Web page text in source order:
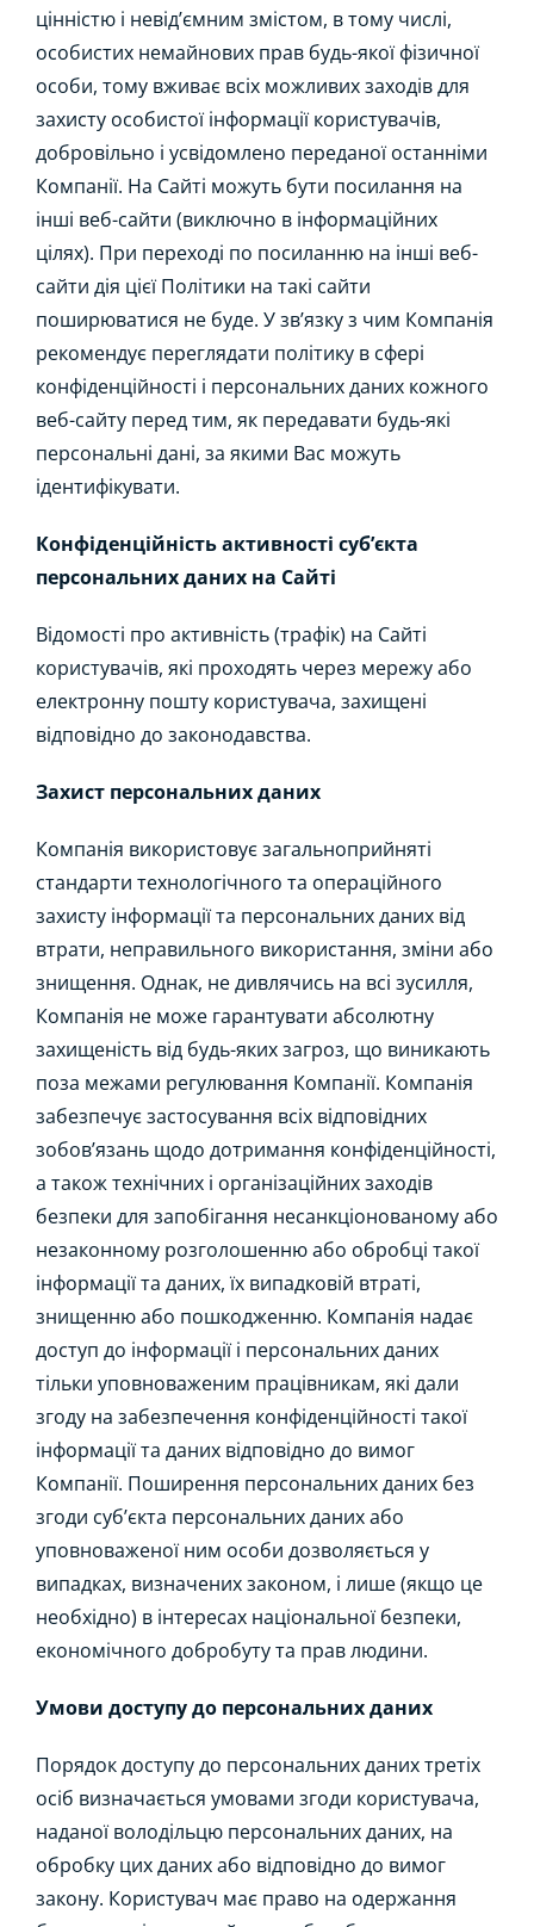
цінністю і невід’ємним змістом, в тому числі,
особистих немайнових прав будь-якої фізичної
особи, тому вживає всіх можливих заходів для
захисту особистої інформації користувачів,
добровільно і усвідомлено переданої останніми
Компанії. На Сайті можуть бути посилання на
інші веб-сайти (виключно в інформаційних
цілях). При переході по посиланню на інші веб-
сайти дія цієї Політики на такі сайти
поширюватися не буде. У зв’язку з чим Компанія
рекомендує переглядати політику в сфері
конфіденційності і персональних даних кожного
веб-сайту перед тим, як передавати будь-які
персональні дані, за якими Вас можуть
ідентифікувати.
Конфіденційність активності суб’єкта
персональних даних на Сайті
Відомості про активність (трафік) на Сайті
користувачів, які проходять через мережу або
електронну пошту користувача, захищені
відповідно до законодавства.
Захист персональних даних
Компанія використовує загальноприйняті
стандарти технологічного та операційного
захисту інформації та персональних даних від
втрати, неправильного використання, зміни або
знищення. Однак, не дивлячись на всі зусилля,
Компанія не може гарантувати абсолютну
захищеність від будь-яких загроз, що виникають
поза межами регулювання Компанії. Компанія
забезпечує застосування всіх відповідних
зобов’язань щодо дотримання конфіденційності,
а також технічних і організаційних заходів
безпеки для запобігання несанкціонованому або
незаконному розголошенню або обробці такої
інформації та даних, їх випадковій втраті,
знищенню або пошкодженню. Компанія надає
доступ до інформації і персональних даних
тільки уповноваженим працівникам, які дали
згоду на забезпечення конфіденційності такої
інформації та даних відповідно до вимог
Компанії. Поширення персональних даних без
згоди суб’єкта персональних даних або
уповноваженої ним особи дозволяється у
випадках, визначених законом, і лише (якщо це
необхідно) в інтересах національної безпеки,
економічного добробуту та прав людини.
Умови доступу до персональних даних
Порядок доступу до персональних даних третіх
осіб визначається умовами згоди користувача,
наданої володільцю персональних даних, на
обробку цих даних або відповідно до вимог
закону. Користувач має право на одержання